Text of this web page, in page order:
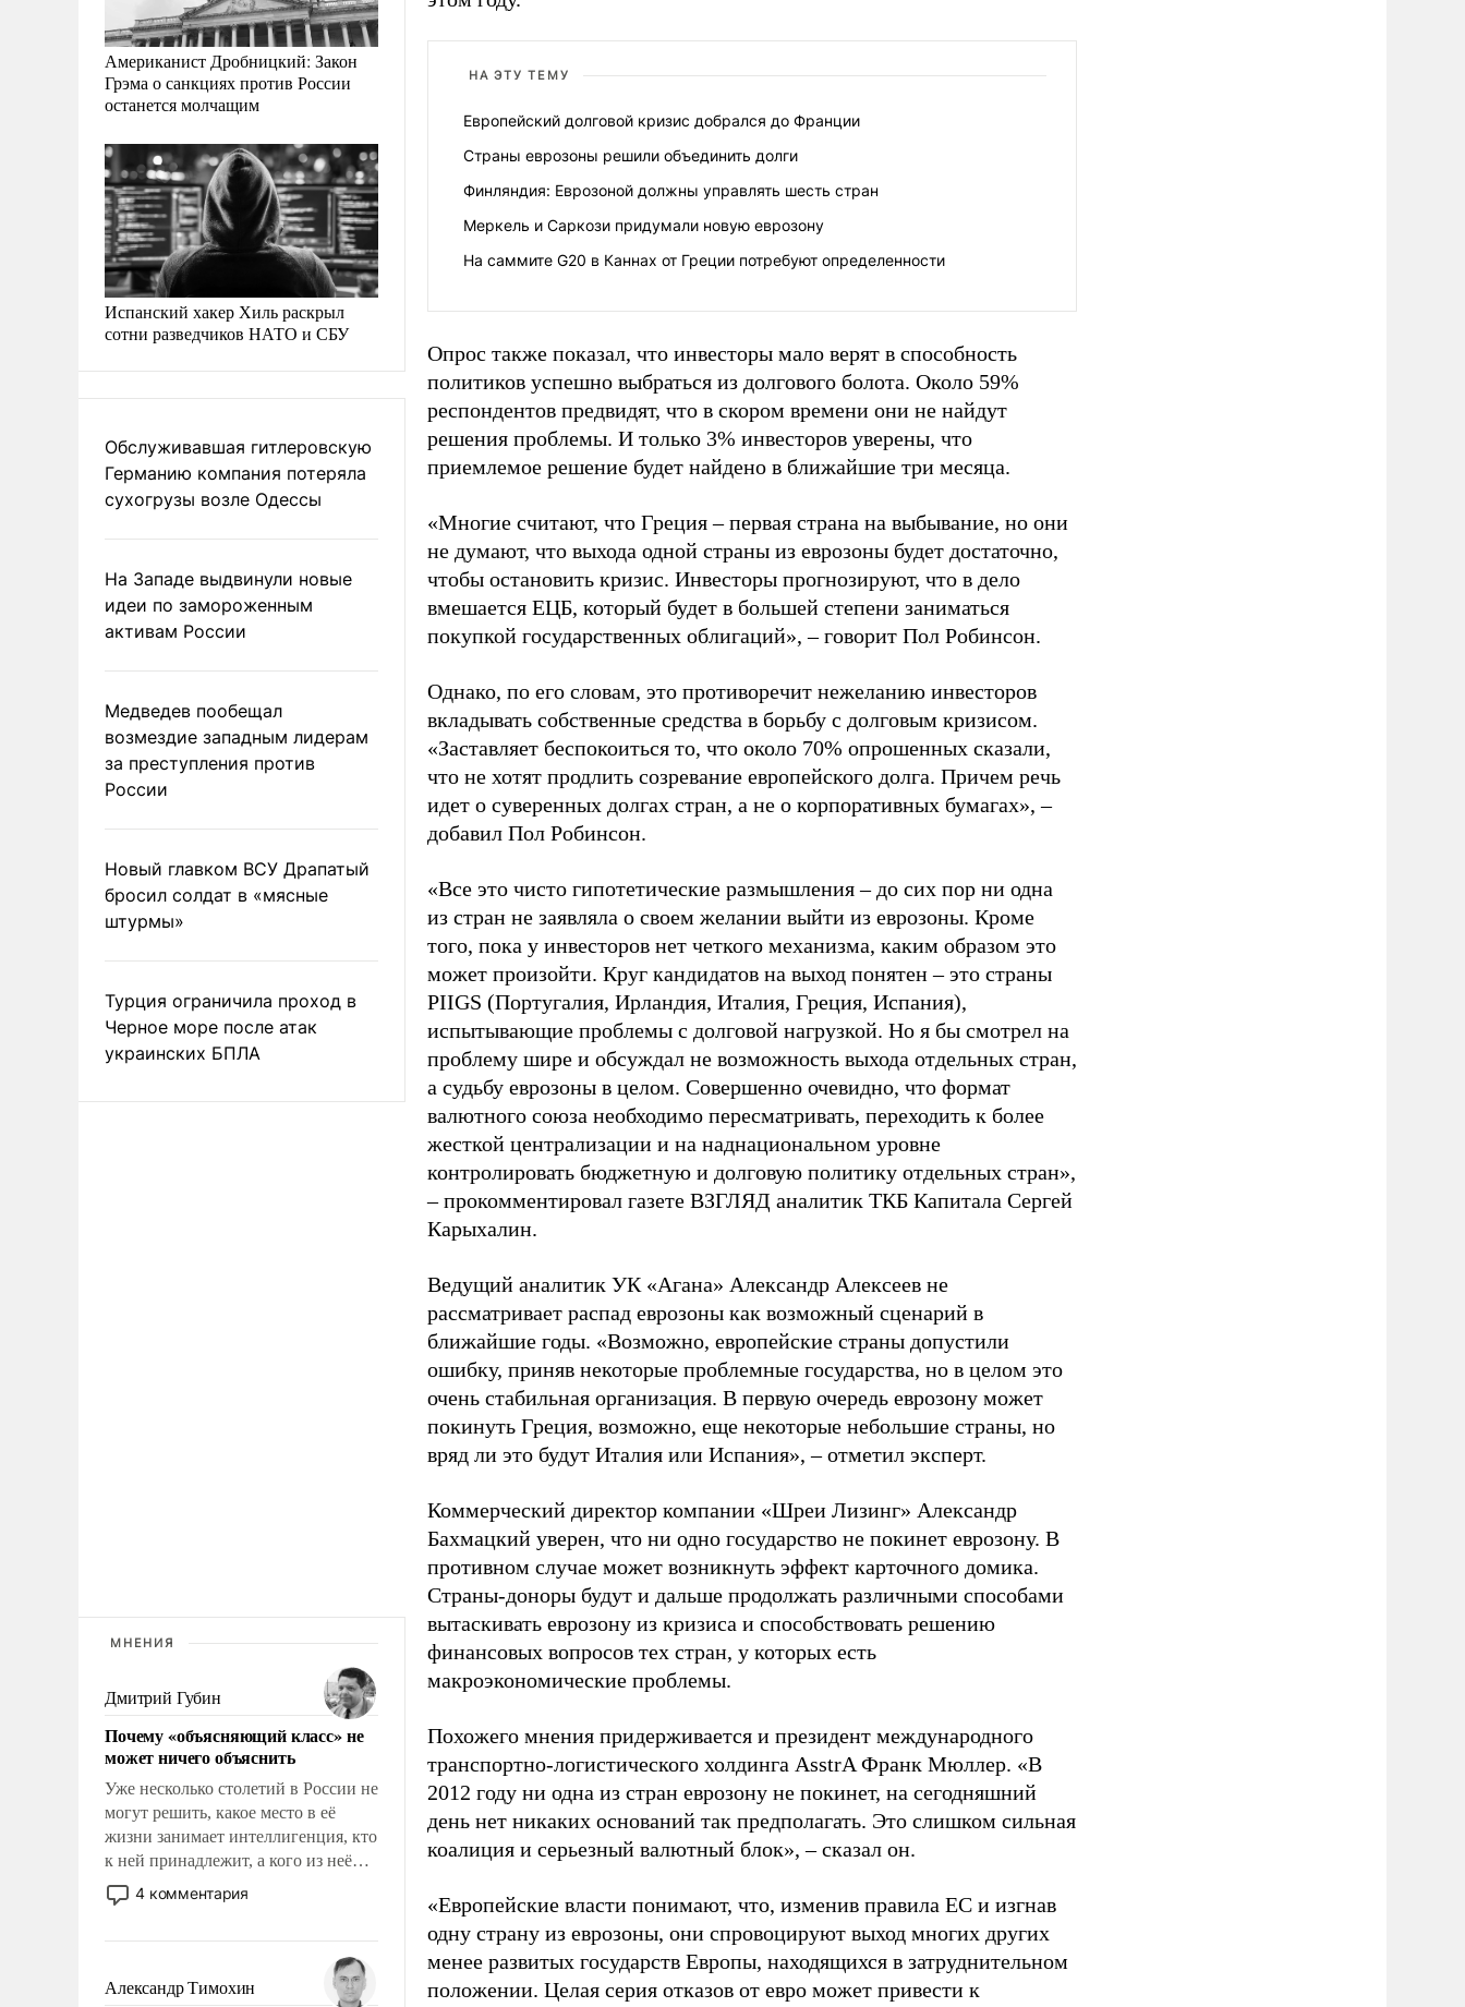
Американист Дробницкий: Закон
Грэма о санкциях против России
останется молчащим
Испанский хакер Хиль раскрыл
сотни разведчиков НАТО и СБУ
Обслуживавшая гитлеровскую
Германию компания потеряла
сухогрузы возле Одессы
На Западе выдвинули новые
идеи по замороженным
активам России
Медведев пообещал
возмездие западным лидерам
за преступления против
России
Новый главком ВСУ Драпатый
бросил солдат в «мясные
штурмы»
Турция ограничила проход в
Черное море после атак
украинских БПЛА
МНЕНИЯ
Дмитрий Губин
Почему «объясняющий класс» не
может ничего объяснить
Уже несколько столетий в России не
могут решить, какое место в её
жизни занимает интеллигенция, кто
к ней принадлежит, а кого из неё
исключили с правом
восстановления и без оного. И чем
казалось, что эти вопросы решены
4 комментария
Александр Тимохин
НА ЭТУ ТЕМУ
Европейский долговой кризис добрался до Франции
Страны еврозоны решили объединить долги
Финляндия: Еврозоной должны управлять шесть стран
Меркель и Саркози придумали новую еврозону
На саммите G20 в Каннах от Греции потребуют определенности
Опрос также показал, что инвесторы мало верят в способность
политиков успешно выбраться из долгового болота. Около 59%
респондентов предвидят, что в скором времени они не найдут
решения проблемы. И только 3% инвесторов уверены, что
приемлемое решение будет найдено в ближайшие три месяца.
«Многие считают, что Греция – первая страна на выбывание, но они
не думают, что выхода одной страны из еврозоны будет достаточно,
чтобы остановить кризис. Инвесторы прогнозируют, что в дело
вмешается ЕЦБ, который будет в большей степени заниматься
покупкой государственных облигаций», – говорит Пол Робинсон.
Однако, по его словам, это противоречит нежеланию инвесторов
вкладывать собственные средства в борьбу с долговым кризисом.
«Заставляет беспокоиться то, что около 70% опрошенных сказали,
что не хотят продлить созревание европейского долга. Причем речь
идет о суверенных долгах стран, а не о корпоративных бумагах», –
добавил Пол Робинсон.
«Все это чисто гипотетические размышления – до сих пор ни одна
из стран не заявляла о своем желании выйти из еврозоны. Кроме
того, пока у инвесторов нет четкого механизма, каким образом это
может произойти. Круг кандидатов на выход понятен – это страны
PIIGS (Португалия, Ирландия, Италия, Греция, Испания),
испытывающие проблемы с долговой нагрузкой. Но я бы смотрел на
проблему шире и обсуждал не возможность выхода отдельных стран,
а судьбу еврозоны в целом. Совершенно очевидно, что формат
валютного союза необходимо пересматривать, переходить к более
жесткой централизации и на наднациональном уровне
контролировать бюджетную и долговую политику отдельных стран»,
– прокомментировал газете ВЗГЛЯД аналитик ТКБ Капитала Сергей
Карыхалин.
Ведущий аналитик УК «Агана» Александр Алексеев не
рассматривает распад еврозоны как возможный сценарий в
ближайшие годы. «Возможно, европейские страны допустили
ошибку, приняв некоторые проблемные государства, но в целом это
очень стабильная организация. В первую очередь еврозону может
покинуть Греция, возможно, еще некоторые небольшие страны, но
вряд ли это будут Италия или Испания», – отметил эксперт.
Коммерческий директор компании «Шреи Лизинг» Александр
Бахмацкий уверен, что ни одно государство не покинет еврозону. В
противном случае может возникнуть эффект карточного домика.
Страны-доноры будут и дальше продолжать различными способами
вытаскивать еврозону из кризиса и способствовать решению
финансовых вопросов тех стран, у которых есть
макроэкономические проблемы.
Похожего мнения придерживается и президент международного
транспортно-логистического холдинга AsstrA Франк Мюллер. «В
2012 году ни одна из стран еврозону не покинет, на сегодняшний
день нет никаких оснований так предполагать. Это слишком сильная
коалиция и серьезный валютный блок», – сказал он.
«Европейские власти понимают, что, изменив правила ЕС и изгнав
одну страну из еврозоны, они спровоцируют выход многих других
менее развитых государств Европы, находящихся в затруднительном
положении. Целая серия отказов от евро может привести к